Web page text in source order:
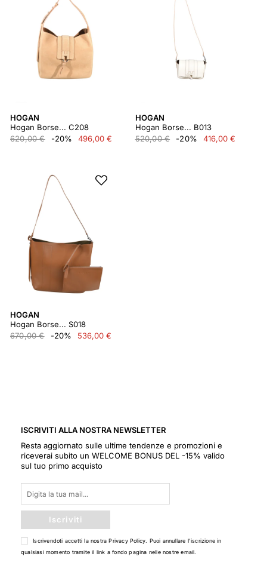
HOGAN
Hogan Borse... C208
620,00 €
-20% 496,00 €
HOGAN
Hogan Borse... B013
520,00 €
-20% 416,00 €
HOGAN
Hogan Borse... S018
670,00 €
-20% 536,00 €
ISCRIVITI ALLA NOSTRA NEWSLETTER
Resta aggiornato sulle ultime tendenze e promozioni e
riceverai subito un WELCOME BONUS DEL -15% valido
sul tuo primo acquisto
Iscriviti
Iscrivendoti accetti la nostraPrivacy Policy . Puoi annullare l'iscrizione in
qualsiasi momento tramite il link a fondo pagina nelle nostre email.